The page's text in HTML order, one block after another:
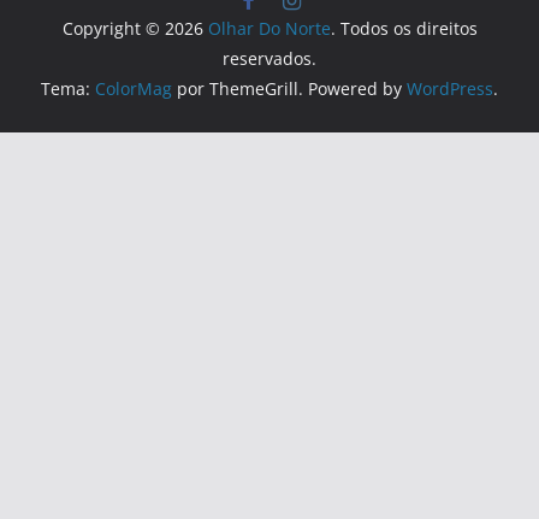
Copyright © 2026 Olhar Do Norte. Todos os direitos
reservados.
Tema: ColorMag por ThemeGrill. Powered by WordPress.